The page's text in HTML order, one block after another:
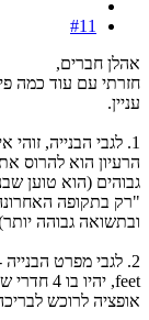
#11
אהלן חברים,
חזרתי עם עוד כמה
עניין.
1. לגבי הבנייה,
הרעיון הוא להרוס
גבוהים (הוא טוען
"רק בתקופה
ובתשואה גבוהה
אופציה לרוכש